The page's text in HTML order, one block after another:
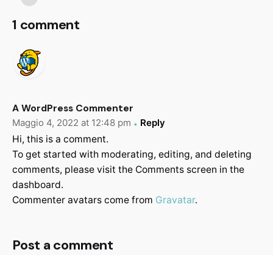
1 comment
A WordPress Commenter
Maggio 4, 2022 at 12:48 pm
Reply
Hi, this is a comment.
To get started with moderating, editing, and deleting
comments, please visit the Comments screen in the
dashboard.
Commenter avatars come from Gravatar.
Post a comment